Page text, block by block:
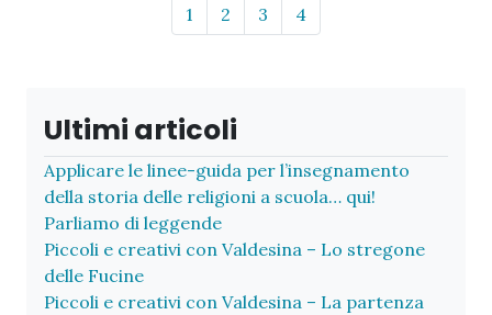
Page
1 Page
2 Page
3 Page
4
Ultimi articoli
Applicare le linee-guida per l’insegnamento
della storia delle religioni a scuola… qui!
Parliamo di leggende
Piccoli e creativi con Valdesina – Lo stregone
delle Fucine
Piccoli e creativi con Valdesina – La partenza